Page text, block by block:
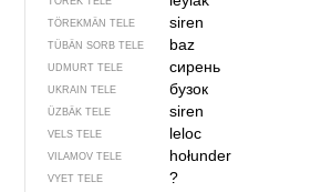
TÖREKMÄN TELE siren
TÜBÄN SORB TELE baz
UDMURT TELE сирень
UKRAIN TELE бузок
ÜZBÄK TELE siren
VELS TELE leloc
VILAMOV TELE hołunder
VYET TELE ?